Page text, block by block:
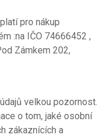
pro nákup
:na IČO 74666452 ,
Zámkem 202,
velkou pozornost.
o tom, jaké osobní
zákaznících a